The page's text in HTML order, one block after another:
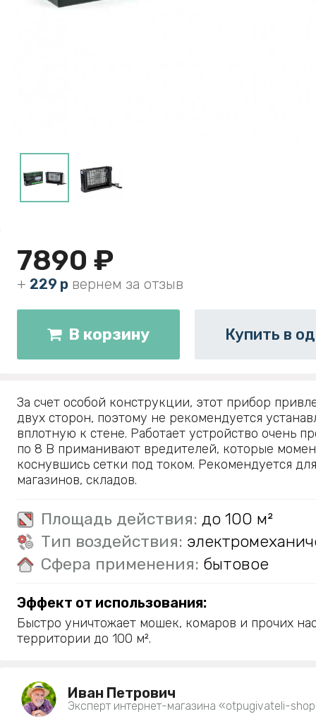
7890 ₽
+ 229 р вернем за отзыв
В корзину Купить в
За счет особой конструкции, этот прибор
двух сторон, поэтому не рекомендуется
вплотную к стене. Работает устройство очень
по 8 В приманивают вредителей, которые
коснувшись сетки под током. Рекомендуется
магазинов, складов.
Площадь действия: до 100 м²
Тип воздействия:
Сфера применения: бытовое
Эффект от использования:
Быстро уничтожает мошек, комаров и прочих
территории до 100 м².
Иван Петрович
Эксперт интернет-магазина «otpugivateli-